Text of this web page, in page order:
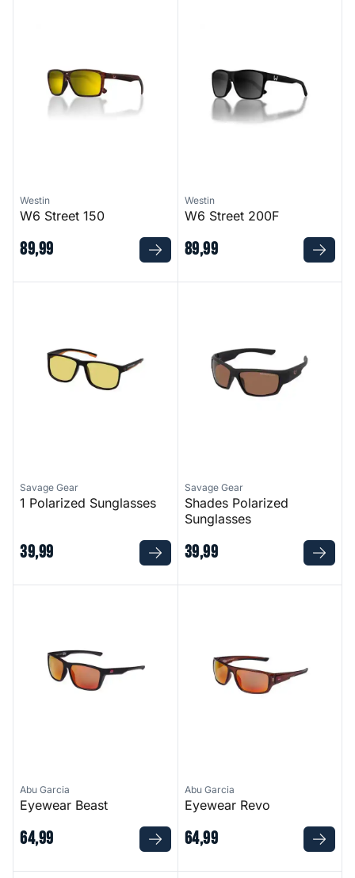
Westin
W6 Street 150
89,99
Westin
W6 Street 200F
89,99
Savage Gear
1 Polarized Sunglasses
39,99
Savage Gear
Shades Polarized
Sunglasses
39,99
Abu Garcia
Eyewear Beast
64,99
Abu Garcia
Eyewear Revo
64,99